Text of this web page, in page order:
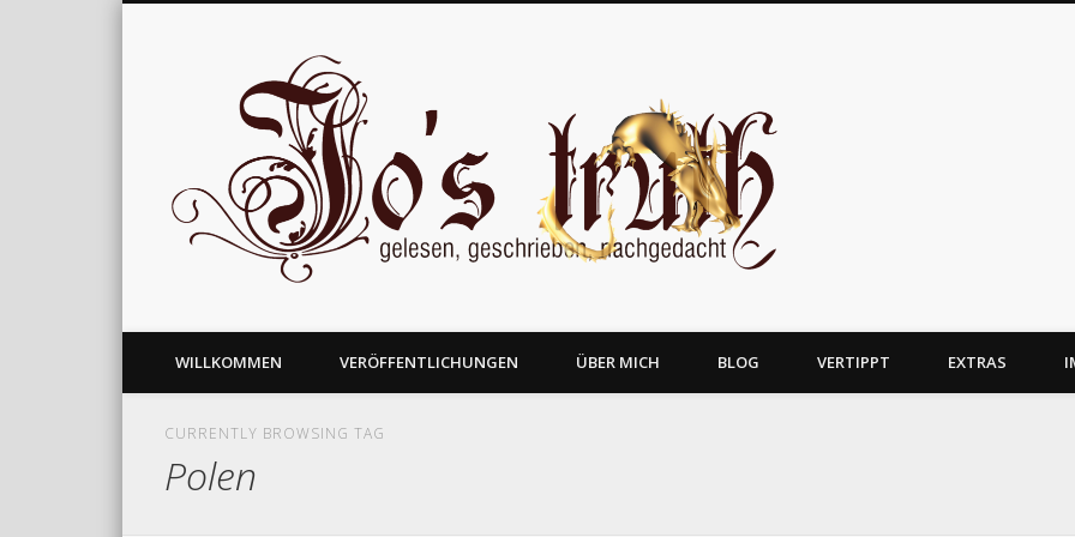
gelesen, geschrieben und nachgedacht
WILLKOMMEN VERÖFFENTLICHUNGEN ÜBER MICH BLOG VERTIPPT EXTRAS
CURRENTLY BROWSING TAG
Polen